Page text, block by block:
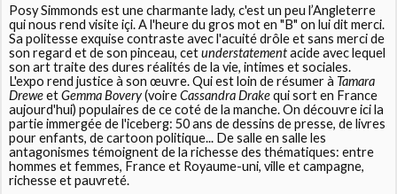
Posy Simmonds est une charmante lady, c'est un peu l’Angleterre
qui nous rend visite içi. A l'heure du gros mot en "B" on lui dit merci.
Sa politesse exquise contraste avec l'acuité drôle et sans merci de
son regard et de son pinceau, cetunderstatementacide avec lequel
son art traite des dures réalités de la vie, intimes et sociales.
L'expo rend justice à son œuvre. Qui est loin de résumer à Tamara
DreweetGemma Bovery(voireCassandra Drakequi sort en France
aujourd'hui) populaires de ce coté de la manche. On découvre ici la
partie immergée de l'iceberg: 50 ans de dessins de presse, de livres
pour enfants, de cartoon politique... De salle en salle les
antagonismes témoignent de la richesse des thématiques: entre
hommes et femmes, France et Royaume-uni, ville et campagne,
richesse et pauvreté.